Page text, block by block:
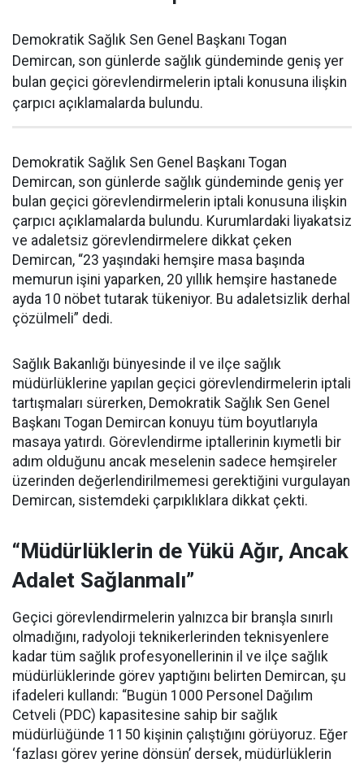
Demokratik Sağlık Sen Genel Başkanı Togan
Demircan, son günlerde sağlık gündeminde geniş yer
bulan geçici görevlendirmelerin iptali konusuna ilişkin
çarpıcı açıklamalarda bulundu.
Demokratik Sağlık Sen Genel Başkanı Togan
Demircan, son günlerde sağlık gündeminde geniş yer
bulan geçici görevlendirmelerin iptali konusuna ilişkin
çarpıcı açıklamalarda bulundu. Kurumlardaki liyakatsiz
ve adaletsiz görevlendirmelere dikkat çeken
Demircan, “23 yaşındaki hemşire masa başında
memurun işini yaparken, 20 yıllık hemşire hastanede
ayda 10 nöbet tutarak tükeniyor. Bu adaletsizlik derhal
çözülmeli” dedi.
Sağlık Bakanlığı bünyesinde il ve ilçe sağlık
müdürlüklerine yapılan geçici görevlendirmelerin iptali
tartışmaları sürerken, Demokratik Sağlık Sen Genel
Başkanı Togan Demircan konuyu tüm boyutlarıyla
masaya yatırdı. Görevlendirme iptallerinin kıymetli bir
adım olduğunu ancak meselenin sadece hemşireler
üzerinden değerlendirilmemesi gerektiğini vurgulayan
Demircan, sistemdeki çarpıklıklara dikkat çekti.
“Müdürlüklerin de Yükü Ağır, Ancak
Adalet Sağlanmalı”
Geçici görevlendirmelerin yalnızca bir branşla sınırlı
olmadığını, radyoloji teknikerlerinden teknisyenlere
kadar tüm sağlık profesyonellerinin il ve ilçe sağlık
müdürlüklerinde görev yaptığını belirten Demircan, şu
ifadeleri kullandı: “Bugün 1000 Personel Dağılım
Cetveli (PDC) kapasitesine sahip bir sağlık
müdürlüğünde 1150 kişinin çalıştığını görüyoruz. Eğer
‘fazlası görev yerine dönsün’ dersek, müdürlüklerin